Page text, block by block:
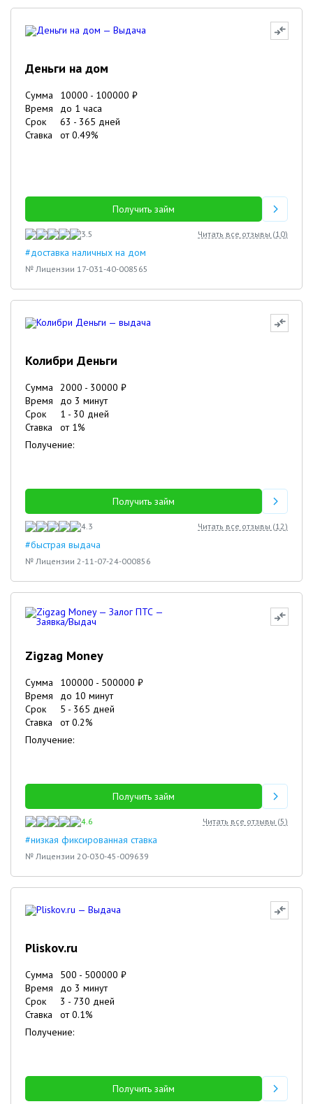
Деньги на дом
Сумма 10000 - 100000 ₽
Время
до 1 часа
Срок
63 - 365 дней
Ставка
от0.49%
Получить займ
3.5 Читать все отзывы (10)
#доставка наличных на дом
№ Лицензии 17-031-40-008565
Колибри Деньги
Сумма 2000 - 30000 ₽
Время
до 3 минут
Срок
1 - 30 дней
Ставка
от 1%
Получение:
Получить займ
4.3 Читать все отзывы (12)
#быстрая выдача
№ Лицензии 2-11-07-24-000856
Zigzag Money
Сумма 100000 - 500000 ₽
Время
до 10 минут
Срок
5 - 365 дней
Ставка
от0.2%
Получение:
Получить займ
4.6 Читать все отзывы (5)
#низкая фиксированная ставка
№ Лицензии 20-030-45-009639
Pliskov.ru
Сумма 500 - 500000 ₽
Время
до 3 минут
Срок
3 - 730 дней
Ставка
от0.1%
Получение:
Получить займ